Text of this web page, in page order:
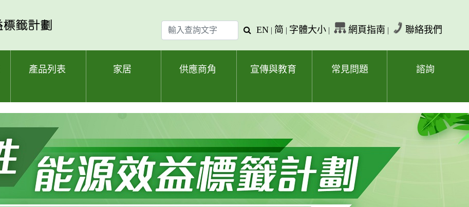
輸
入
查
查
字
EN | 简 | 字體大小 | 網頁指南 | 聯絡我們
產品列表 家居 供應商角 宣傳與教育 常見問題 諮詢